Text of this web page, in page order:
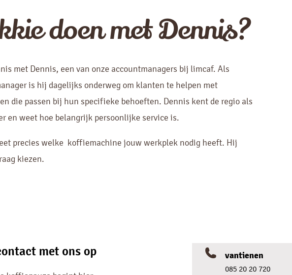
doen met Dennis?
met Dennis, een van onze accountmanagers bij limcaf. Als
is hij dagelijks onderweg om klanten te helpen met
die passen bij hun specifieke behoeften. Dennis kent de regio als
en weet hoe belangrijk persoonlijke service is.
precies welke koffiemachine jouw werkplek nodig heeft. Hij
kiezen.
met ons op vantienen
085 20 20 720